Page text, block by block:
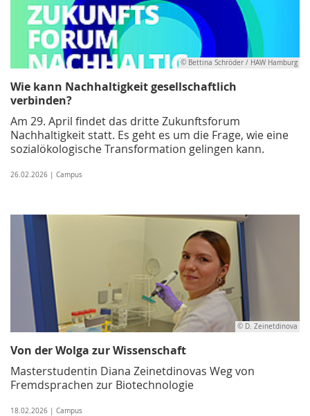
© Bettina Schröder / HAW Hamburg
Wie kann Nachhaltigkeit gesellschaftlich
verbinden?
Am 29. April findet das dritte Zukunftsforum
Nachhaltigkeit statt. Es geht es um die Frage, wie eine
sozialökologische Transformation gelingen kann.
26.02.2026 | Campus
© D. Zeinetdinova
Von der Wolga zur Wissenschaft
Masterstudentin Diana Zeinetdinovas Weg von
Fremdsprachen zur Biotechnologie
18.02.2026 | Campus